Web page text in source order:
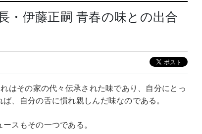
・伊藤正嗣 青春の味との出合
はその家の代々伝承された味であり、自分にとっ
、自分の舌に慣れ親しんだ味なのである。
スもその一つである。